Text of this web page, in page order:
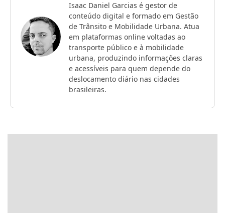
Isaac Daniel Garcias é gestor de
conteúdo digital e formado em Gestão
de Trânsito e Mobilidade Urbana. Atua
em plataformas online voltadas ao
transporte público e à mobilidade
urbana, produzindo informações claras
e acessíveis para quem depende do
deslocamento diário nas cidades
brasileiras.